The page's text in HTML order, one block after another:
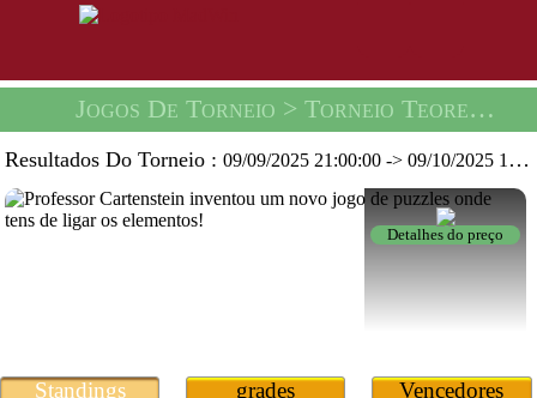
Jogos De Torneio > Torneio Teorema -
Resultados Do Torneio :09/09/2025 21:00:00 ->09/10/2025 19:59:59
Detalhes do preço
Standings grades Vencedores